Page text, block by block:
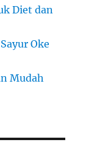
Diet dan
Oke
Mudah